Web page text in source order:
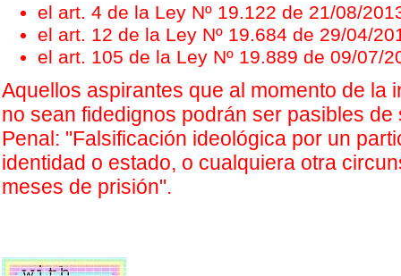
el art. 4 de la Ley Nº 19.122 de 21/08/
el art. 12 de la Ley Nº 19.684 de 29/04/
el art. 105 de la Ley Nº 19.889 de 09/07/
Aquellos aspirantes que al momento de
no sean fidedignos podrán ser pasibles
Penal: "Falsificación ideológica por un
identidad o estado, o cualquiera otra
meses de prisión".